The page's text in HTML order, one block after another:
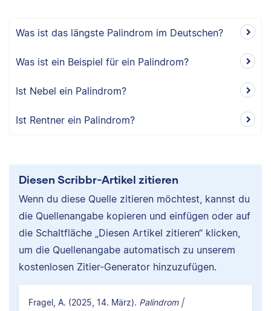
Was ist das längste Palindrom im Deutschen?
Was ist ein Beispiel für ein Palindrom?
Ist Nebel ein Palindrom?
Ist Rentner ein Palindrom?
Diesen Scribbr-Artikel zitieren
Wenn du diese Quelle zitieren möchtest, kannst du
die Quellenangabe kopieren und einfügen oder auf
die Schaltfläche „Diesen Artikel zitieren“ klicken,
um die Quellenangabe automatisch zu unserem
kostenlosen Zitier-Generator hinzuzufügen.
Fragel, A. (2025, 14. März). Palindrom |